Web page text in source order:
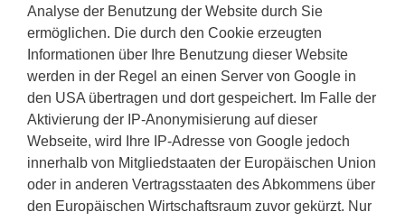
Analyse der Benutzung der Website durch Sie
ermöglichen. Die durch den Cookie erzeugten
Informationen über Ihre Benutzung dieser Website
werden in der Regel an einen Server von Google in
den USA übertragen und dort gespeichert. Im Falle der
Aktivierung der IP-Anonymisierung auf dieser
Webseite, wird Ihre IP-Adresse von Google jedoch
innerhalb von Mitgliedstaaten der Europäischen Union
oder in anderen Vertragsstaaten des Abkommens über
den Europäischen Wirtschaftsraum zuvor gekürzt. Nur